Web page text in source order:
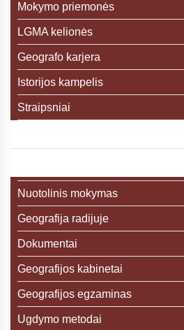
Mokymo priemonės
LGMA kelionės
Geografo karjera
Istorijos kampelis
Straipsniai
Nuotolinis mokymas
Geografija radijuje
Dokumentai
Geografijos kabinetai
Geografijos egzaminas
Ugdymo metodai